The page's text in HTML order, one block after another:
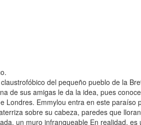
del pequeño pueblo de la
de sus amigas le da la idea, pues
Londres. Emmylou entra en este paraíso
sobre su cabeza, paredes que
un muro infranqueable En realidad, es